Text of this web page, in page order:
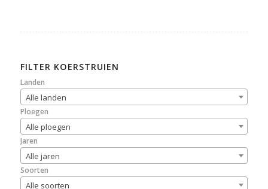
FILTER KOERSTRUIEN
Landen
Alle landen
Ploegen
Alle ploegen
Jaren
Alle jaren
Soorten
Alle soorten